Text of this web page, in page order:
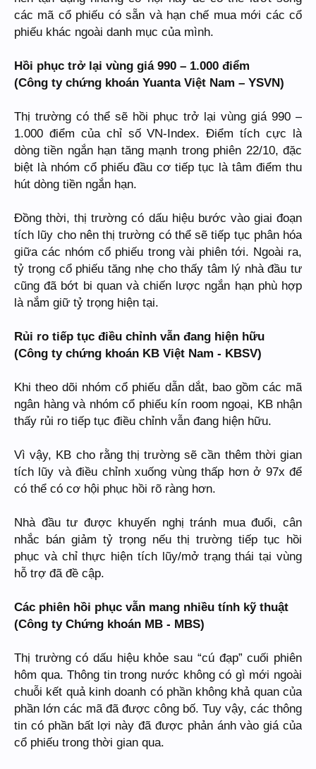
các mã cổ phiếu có sẵn và hạn chế mua mới các cổ
phiếu khác ngoài danh mục của mình.
Hồi phục trở lại vùng giá 990 – 1.000 điểm
(Công ty chứng khoán Yuanta Việt Nam – YSVN)
Thị trường có thể sẽ hồi phục trở lại vùng giá 990 –
1.000 điểm của chỉ số VN-Index. Điểm tích cực là
dòng tiền ngắn hạn tăng mạnh trong phiên 22/10, đặc
biệt là nhóm cổ phiếu đầu cơ tiếp tục là tâm điểm thu
hút dòng tiền ngắn hạn.
Đồng thời, thị trường có dấu hiệu bước vào giai đoạn
tích lũy cho nên thị trường có thể sẽ tiếp tục phân hóa
giữa các nhóm cổ phiếu trong vài phiên tới. Ngoài ra,
tỷ trọng cổ phiếu tăng nhẹ cho thấy tâm lý nhà đầu tư
cũng đã bớt bi quan và chiến lược ngắn hạn phù hợp
là nắm giữ tỷ trọng hiện tại.
Rủi ro tiếp tục điều chỉnh vẫn đang hiện hữu
(Công ty chứng khoán KB Việt Nam - KBSV)
Khi theo dõi nhóm cổ phiếu dẫn dắt, bao gồm các mã
ngân hàng và nhóm cổ phiếu kín room ngoại, KB nhận
thấy rủi ro tiếp tục điều chỉnh vẫn đang hiện hữu.
Vì vậy, KB cho rằng thị trường sẽ cần thêm thời gian
tích lũy và điều chỉnh xuống vùng thấp hơn ở 97x để
có thể có cơ hội phục hồi rõ ràng hơn.
Nhà đầu tư được khuyến nghị tránh mua đuổi, cân
nhắc bán giảm tỷ trọng nếu thị trường tiếp tục hồi
phục và chỉ thực hiện tích lũy/mở trạng thái tại vùng
hỗ trợ đã đề cập.
Các phiên hồi phục vẫn mang nhiều tính kỹ thuật
(Công ty Chứng khoán MB - MBS)
Thị trường có dấu hiệu khỏe sau “cú đạp” cuối phiên
hôm qua. Thông tin trong nước không có gì mới ngoài
chuỗi kết quả kinh doanh có phần không khả quan của
phần lớn các mã đã được công bố. Tuy vậy, các thông
tin có phần bất lợi này đã được phản ánh vào giá của
cổ phiếu trong thời gian qua.